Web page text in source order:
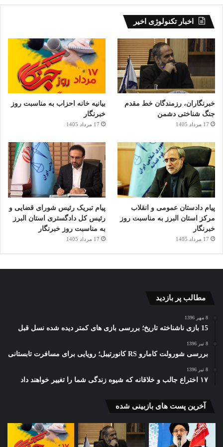
وی تاکید کرد: در مورد ساختمان‌های نیمه کاره نیز اقدامات جدی
صورت گرفته از مالکان دعوت شده تا با مشارکت آن ها راهکاری
برای رفع مشکل این ساختمان‌های نیمه‌کاره رها شده در سطح شهر
بیابیم که هم در حوزه امنیت هم نمای شهر بهتر عمل کنیم و اگر
بشود حتی از راکد بودن هم خارج شوند.
اخبار تکنولوژی اخیر
خبرنگاران، رزمندگان خط مقدم
جنگ شناختی دشمن
17 مرداد 1405
بیانیه خانه احزاب به مناسبت روز
خبرنگار
17 مرداد 1405
پیام دادستان عمومی و انقلاب
مرکز استان البرز به مناسبت روز
خبرنگار
17 مرداد 1405
پیام تبریک رئیس شورای قضایی و
رئیس کل دادگستری استان البرز
به مناسبت روز خبرنگار
17 مرداد 1405
مطالب پر بازدید
8 مهر 1396
15 بازی ناشناخته تاریخ؛ بررسی بازی های کمتر دیده شده نسل قبل
8 تیر 1396
بررسی شورولت کامارو RS کانورتیبل؛ رویایی برای مسافرت تابستانی
8 تیر 1396
۱۷ اختراع جالب و خلاقانه که شیوه زندگی شما را تغییر خواهند داد
آخرین پست های بازبینی شده